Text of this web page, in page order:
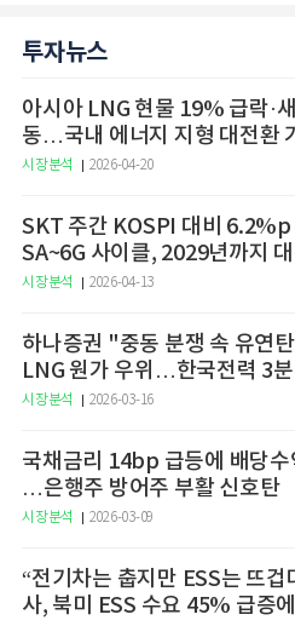
투자뉴스
아시아 LNG 현물 19% 급락·
동…국내 에너지 지형 대전환
시장분석 2026-04-20
SKT 주간 KOSPI 대비
SA~6G 사이클, 2029년까지
예고
시장분석 2026-04-13
하나증권 "중동 분쟁 속 유연
LNG 원가 우위…한국전력 3
승 전망"
시장분석 2026-03-16
국채금리 14bp 급등에 배당
…은행주 방어주 부활 신호탄
시장분석 2026-03-09
“전기차는 춥지만 ESS는 뜨겁
사, 북미 ESS 수요 45% 급증에